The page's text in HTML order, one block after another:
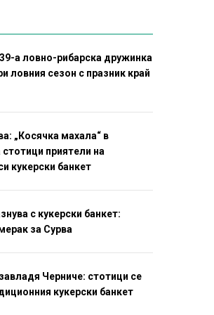
39-а ловно-рибарска дружинка
ловния сезон с празник край
„Косячка махала“ в
приятели на
кукерски банкет
с кукерски банкет:
за Сурва
Черниче: стотици се
кукерски банкет